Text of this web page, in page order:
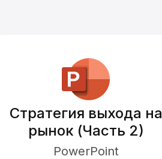
Стратегия выхода на
рынок (Часть 2)
PowerPoint